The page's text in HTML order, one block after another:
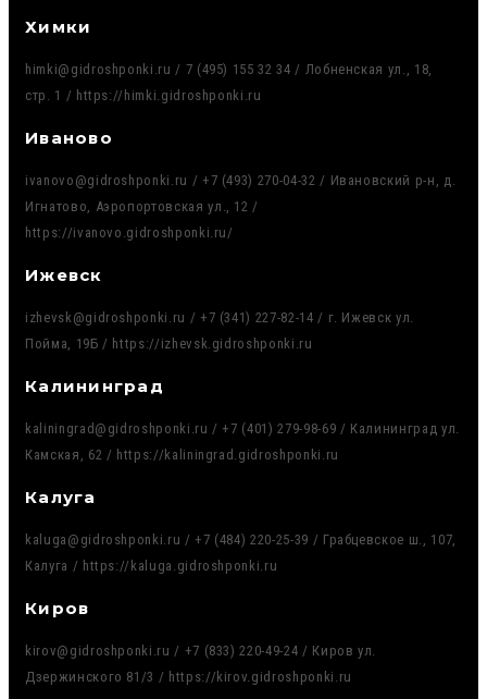
Химки
himki@gidroshponki.ru / 7 (495) 155 32 34 / Лобненская ул., 18,
стр. 1 / https://himki.gidroshponki.ru
Иваново
ivanovo@gidroshponki.ru / +7 (493) 270-04-32 / Ивановский р-н, д.
Игнатово, Аэропортовская ул., 12 /
https://ivanovo.gidroshponki.ru/
Ижевск
izhevsk@gidroshponki.ru / +7 (341) 227-82-14 / г. Ижевск ул.
Пойма, 19Б / https://izhevsk.gidroshponki.ru
Калининград
kaliningrad@gidroshponki.ru / +7 (401) 279-98-69 / Калининград ул.
Камская, 62 / https://kaliningrad.gidroshponki.ru
Калуга
kaluga@gidroshponki.ru / +7 (484) 220-25-39 / Грабцевское ш., 107,
Калуга / https://kaluga.gidroshponki.ru
Киров
kirov@gidroshponki.ru / +7 (833) 220-49-24 / Киров ул.
Дзержинского 81/3 / https://kirov.gidroshponki.ru